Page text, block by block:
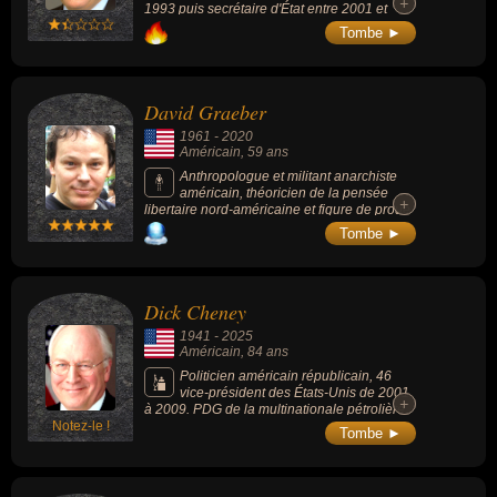
1993 puis secrétaire d'État entre 2001 et
2005 dans l'administration du président
George W. Bush. Défenseur de l’intervention
(des arguments qui ont servi à justifier
l’invasion du pays).
+
+
Tombe ►
David Graeber
1961 - 2020
Américain, 59 ans
Anthropologue et militant anarchiste
américain, théoricien de la pensée
libertaire nord-américaine et figure de proue
du mouvement Occupy Wall Street, il est le
théoricien du concept de "bullshit job".
+
+
Tombe ►
Notez-le !
Dick Cheney
1941 - 2025
Américain, 84 ans
Politicien américain républicain, 46
vice-président des États-Unis de 2001
à 2009. PDG de la multinationale pétrolière
Halliburton, il aurait exercé une influence
décisive et controversée sur les orientations
+
+
Tombe ►